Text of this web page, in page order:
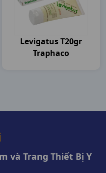
Levigatus T20gr
Traphaco
và Trang Thiết Bị Y